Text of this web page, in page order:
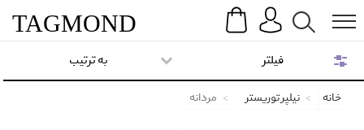
Search
TAGMOND
به ترتیب
خانه نیلپر توریستر مردانه
فیلتر